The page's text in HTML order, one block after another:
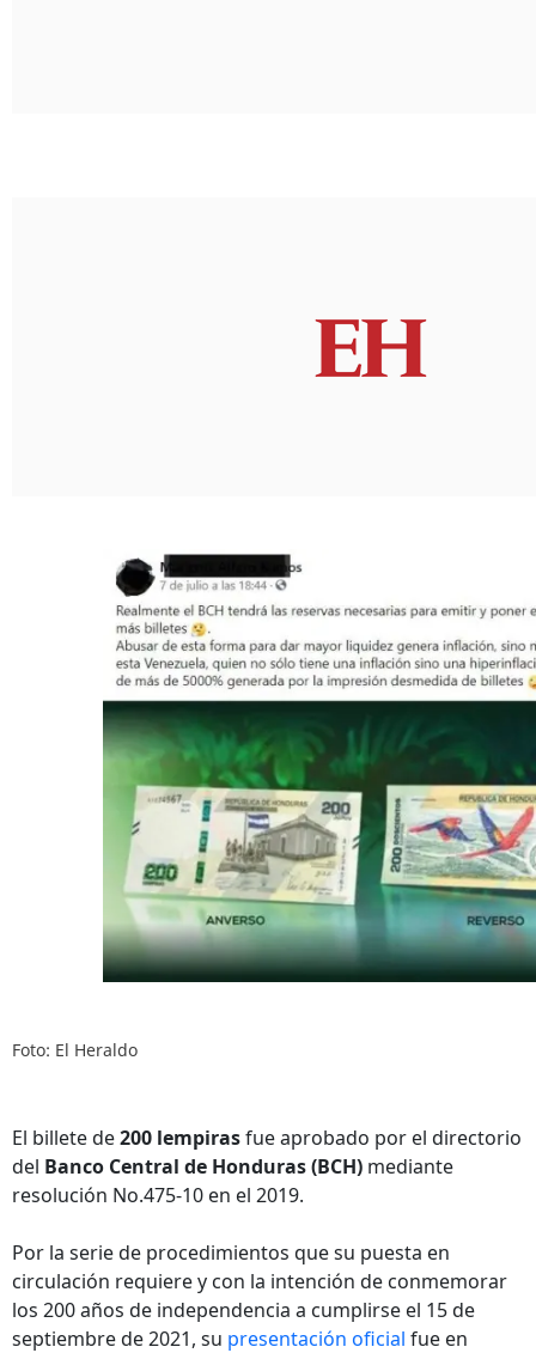
Foto: El Heraldo
El billete de200 lempirasfue aprobado por el directorio
del Banco Central de Honduras (BCH) mediante
resolución No.475-10 en el 2019.
Por la serie de procedimientos que su puesta en
circulación requiere y con la intención de conmemorar
los 200 años de independencia a cumplirse el 15 de
septiembre de 2021, su presentación oficial fue en